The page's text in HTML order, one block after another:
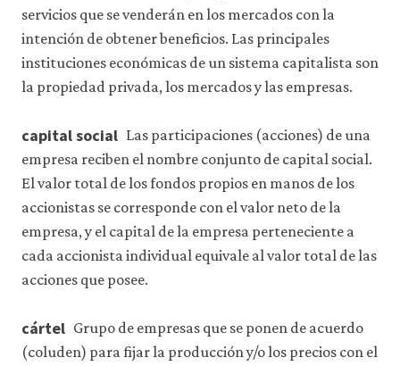
servicios que se venderán en los mercados con la
intención de obtener beneficios. Las principales
instituciones económicas de un sistema capitalista son
la propiedad privada, los mercados y las empresas.
capital social Las participaciones (acciones) de una
empresa reciben el nombre conjunto de capital social.
El valor total de los fondos propios en manos de los
accionistas se corresponde con el valor neto de la
empresa, y el capital de la empresa perteneciente a
cada accionista individual equivale al valor total de las
acciones que posee.
cártel Grupo de empresas que se ponen de acuerdo
(coluden) para fijar la producción y/o los precios con el